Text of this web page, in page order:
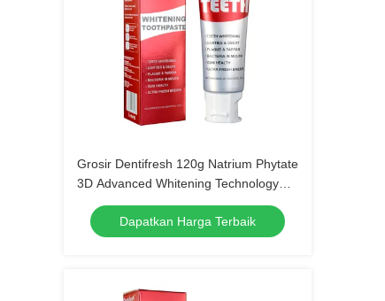
Grosir Dentifresh 120g Natrium Phytate
3D Advanced Whitening Technology
Pasta gigi
Dapatkan Harga Terbaik